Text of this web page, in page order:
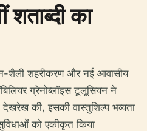
का
शहरीकरण और नई आवासीय
ग्रेनोब्लॉइस टूलूसियन ने
देखरेख की, इसकी वास्तुशिल्प भव्यता
को एकीकृत किया